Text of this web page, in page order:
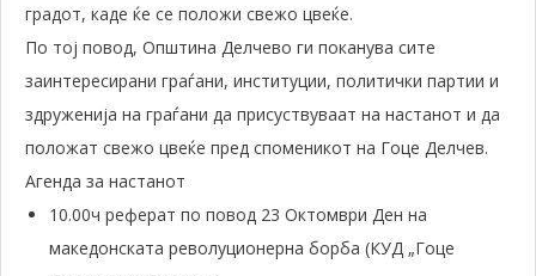
градот, каде ќе се положи свежо цвеќе.
По тој повод, Општина Делчево ги поканува сите
заинтересирани граѓани, институции, политички партии и
здруженија на граѓани да присуствуваат на настанот и да
положат свежо цвеќе пред споменикот на Гоце Делчев.
Агенда за настанот
10.00ч реферат по повод 23 Октомври Ден на
македонската револуционерна борба (КУД „Гоце